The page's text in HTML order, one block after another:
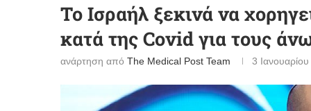
Το Ισραήλ ξεκινά να
κατά της Covid για τους
ανάρτηση από The Medical Post Team 3